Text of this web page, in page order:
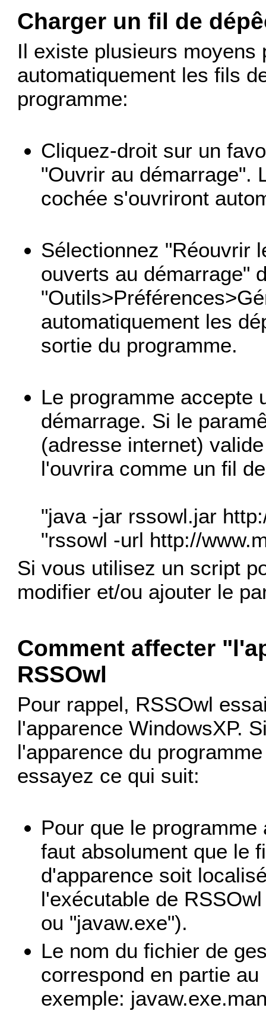
Charger un fil de
Il existe plusieurs moyens
automatiquement les fils
programme:
Cliquez-droit sur un
"Ouvrir au démarrage".
cochée s'ouvriront
Sélectionnez "Réouvrir
ouverts au démarrage"
automatiquement les
sortie du programme.
Le programme accepte
démarrage. Si le
(adresse internet)
l'ouvrira comme un fil
"java -jar rssowl.jar
"rssowl -url http://
Si vous utilisez un script
modifier et/ou ajouter le
Comment affecter
RSSOwl
Pour rappel, RSSOwl
l'apparence WindowsXP.
l'apparence du
essayez ce qui suit:
Pour que le
faut absolument que le
d'apparence soit
l'exécutable de
ou "javaw.exe").
Le nom du fichier de
correspond en partie
exemple: